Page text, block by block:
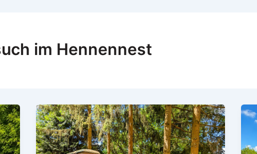
im Hennennest